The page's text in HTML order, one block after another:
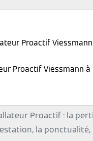
Proactif
Proactif Viessmann